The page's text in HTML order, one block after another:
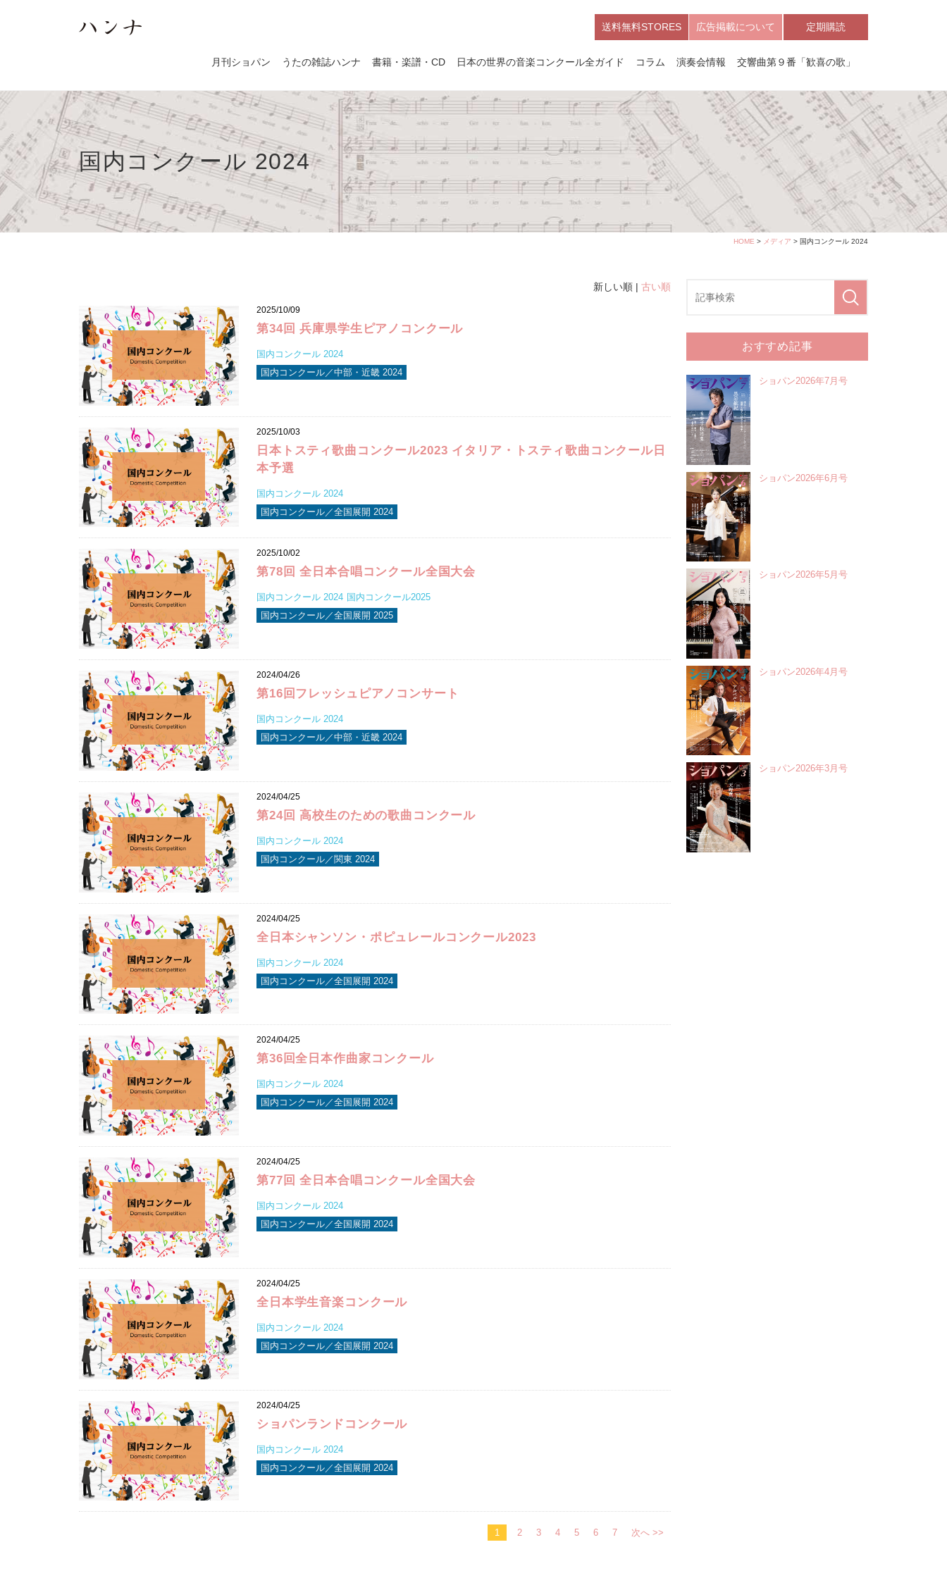
送料無料STORES 広告掲載について 定期購読
月刊ショパン うたの雑誌ハンナ 書籍・楽譜・CD 日本の世界の音楽コンクール全ガイド コラム 演奏会情報 交響曲第９番「歓喜の歌」
国内コンクール 2024
HOME > メディア > 国内コンクール 2024
新しい順 | 古い順
2025/10/09
第34回 兵庫県学生ピアノコンクール
国内コンクール 2024
国内コンクール／中部・近畿 2024
2025/10/03
日本トスティ歌曲コンクール2023 イタリア・トスティ歌曲コンクール日
本予選
国内コンクール 2024
国内コンクール／全国展開 2024
2025/10/02
第78回 全日本合唱コンクール全国大会
国内コンクール 2024 国内コンクール2025
国内コンクール／全国展開 2025
2024/04/26
第16回フレッシュピアノコンサート
国内コンクール 2024
国内コンクール／中部・近畿 2024
2024/04/25
第24回 高校生のための歌曲コンクール
国内コンクール 2024
国内コンクール／関東 2024
2024/04/25
全日本シャンソン・ポピュレールコンクール2023
国内コンクール 2024
国内コンクール／全国展開 2024
2024/04/25
第36回全日本作曲家コンクール
国内コンクール 2024
国内コンクール／全国展開 2024
2024/04/25
第77回 全日本合唱コンクール全国大会
国内コンクール 2024
国内コンクール／全国展開 2024
2024/04/25
全日本学生音楽コンクール
国内コンクール 2024
国内コンクール／全国展開 2024
2024/04/25
ショパンランドコンクール
国内コンクール 2024
国内コンクール／全国展開 2024
1 2 3 4 5 6 7 次へ >>
おすすめ記事
ショパン2026年7月号
ショパン2026年6月号
ショパン2026年5月号
ショパン2026年4月号
ショパン2026年3月号